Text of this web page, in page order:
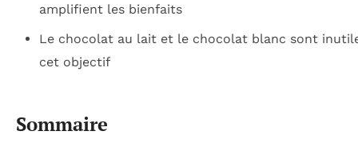
amplifient les bienfaits
Le chocolat au lait et le chocolat blanc sont
cet objectif
Sommaire